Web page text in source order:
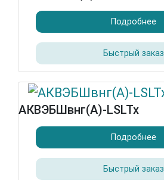
Подробнее
Быстрый заказ
АКВЭБШвнг(А)-LSLTx
Подробнее
Быстрый заказ